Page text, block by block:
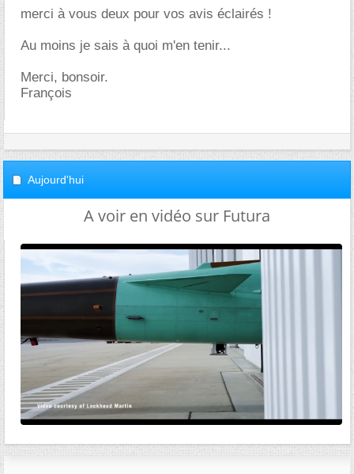
merci à vous deux pour vos avis éclairés !
Au moins je sais à quoi m'en tenir...
Merci, bonsoir.
François
Aujourd'hui
A voir en vidéo sur Futura